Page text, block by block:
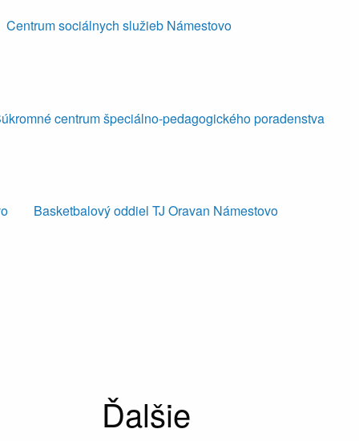
Centrum sociálnych služieb Námestovo
centrum špeciálno-pedagogického poradenstva
Basketbalový oddiel TJ Oravan Námestovo
Ďalšie